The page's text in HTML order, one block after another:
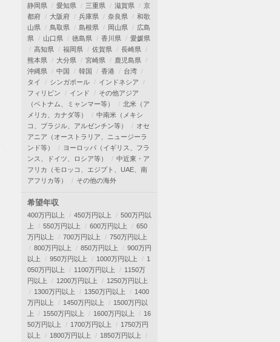
静岡県
愛知県 三重県 滋賀県
京
都府
大阪府 兵庫県 奈良県
和歌
山県
鳥取県 島根県 岡山県
広島
県
山口県 徳島県 香川県
愛媛県
高知県
福岡県 佐賀県
長崎県
熊本県
大分県 宮崎県
鹿児島県
沖縄県
中国 韓国 香港
台湾
タイ
シンガポール
インドネシア
フィリピン
インド
その他アジア
（ベトナム、ミャンマー等）
北米（ア
メリカ、カナダ等）
中南米（メキシ
コ、ブラジル、アルゼンチン等）
オセ
アニア（オーストラリア、ニュージーラ
ンド等）
ヨーロッパ（イギリス、フラ
ンス、ドイツ、ロシア等）
中近東・ア
フリカ（モロッコ、エジプト、UAE、南
アフリカ等）
その他の海外
希望年収
400万円以上 450万円以上
500万円以
上
550万円以上 600万円以上
650
万円以上
700万円以上
750万円以上
800万円以上
850万円以上
900万円
以上
950万円以上 1000万円以上
1
050万円以上
1100万円以上
1150万
円以上
1200万円以上
1250万円以上
1300万円以上
1350万円以上
1400
万円以上
1450万円以上
1500万円以
上
1550万円以上 1600万円以上
16
50万円以上
1700万円以上
1750万円
以上
1800万円以上
1850万円以上